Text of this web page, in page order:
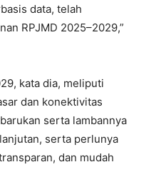
data, telah
RPJMD 2025–2029,”
kata dia, meliputi
dan konektivitas
serta lambannya
serta perlunya
dan mudah